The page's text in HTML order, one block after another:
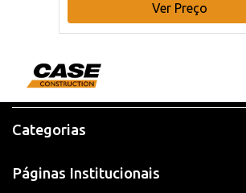
Ver Preço
Categorias
Páginas Institucionais